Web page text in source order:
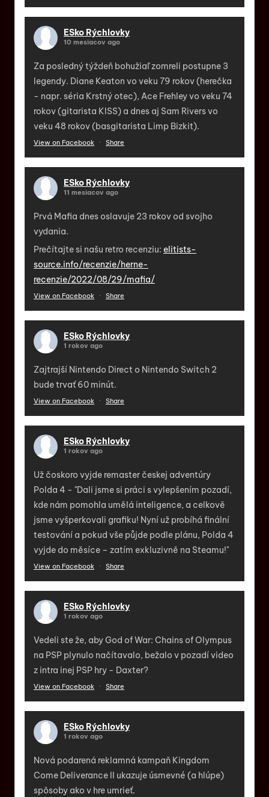
ESko Rýchlovky
10 mesiacov ago
Za posledný týždeň bohužiaľ zomreli postupne 3
legendy. Diane Keaton vo veku 79 rokov (herečka
- napr. séria Krstný otec), Ace Frehley vo veku 74
rokov (gitarista KISS) a dnes aj Sam Rivers vo
veku 48 rokov (basgitarista Limp Bizkit).
View on Facebook · Share
ESko Rýchlovky
11 mesiacov ago
Prvá Mafia dnes oslavuje 23 rokov od svojho
vydania.
Prečítajte si našu retro recenziu: elitists-
source.info/recenzie/herne-
recenzie/2022/08/29/mafia/
View on Facebook · Share
ESko Rýchlovky
1 rokov ago
Zajtrajší Nintendo Direct o Nintendo Switch 2
bude trvať 60 minút.
View on Facebook · Share
ESko Rýchlovky
1 rokov ago
Už čoskoro vyjde remaster českej adventúry
Polda 4 - "Dali jsme si práci s vylepšením pozadí,
kde nám pomohla umělá inteligence, a celkově
jsme vyšperkovali grafiku! Nyní už probíhá finální
testování a pokud vše půjde podle plánu, Polda 4
vyjde do měsíce – zatím exkluzivně na Steamu!"
View on Facebook · Share
ESko Rýchlovky
1 rokov ago
Vedeli ste že, aby God of War: Chains of Olympus
na PSP plynulo načítavalo, bežalo v pozadí video
z intra inej PSP hry - Daxter?
View on Facebook · Share
ESko Rýchlovky
1 rokov ago
Nová podarená reklamná kampaň Kingdom
Come Deliverance II ukazuje úsmevné (a hlúpe)
spôsoby ako v hre umrieť.